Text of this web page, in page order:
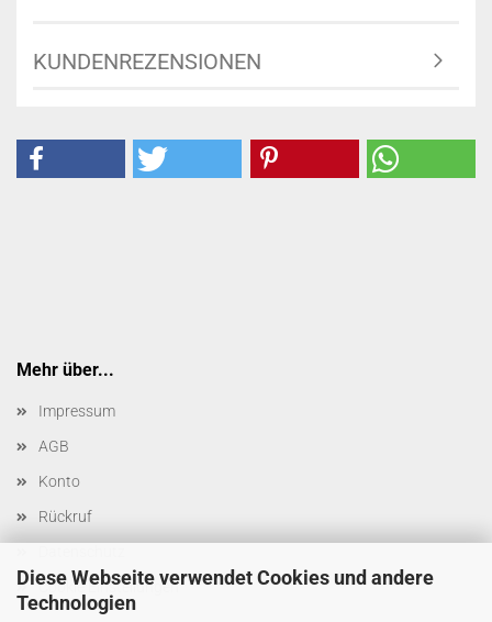
Diese Webseite verwendet Cookies und andere
Technologien
KUNDENREZENSIONEN
Mehr über...
Impressum
AGB
Konto
Rückruf
Cookie Einstellungen